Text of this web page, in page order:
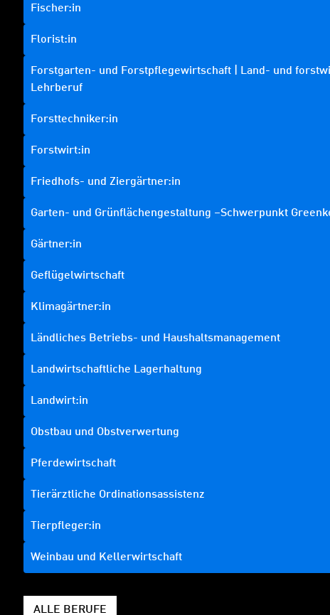
Fischer:in
Florist:in
Forstgarten- und Forstpflegewirtschaft | Land- und
Lehrberuf
Forsttechniker:in
Forstwirt:in
Friedhofs- und Ziergärtner:in
Garten- und Grünflächengestaltung –Schwerpunkt
Gärtner:in
Geflügelwirtschaft
Klimagärtner:in
Ländliches Betriebs- und Haushaltsmanagement
Landwirtschaftliche Lagerhaltung
Landwirt:in
Obstbau und Obstverwertung
Pferdewirtschaft
Tierärztliche Ordinationsassistenz
Tierpfleger:in
Weinbau und Kellerwirtschaft
ALLE BERUFE